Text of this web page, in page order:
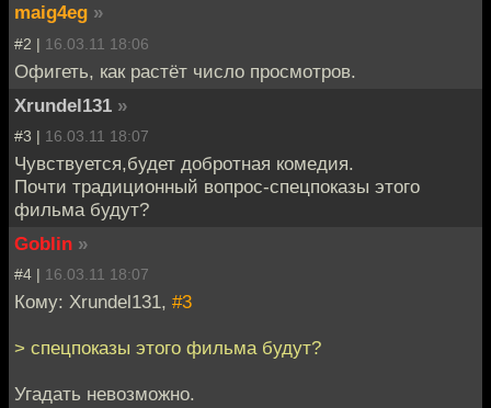
maig4eg »
#2 | 16.03.11 18:06
Офигеть, как растёт число просмотров.
Xrundel131 »
#3 | 16.03.11 18:07
Чувствуется,будет добротная комедия.
Почти традиционный вопрос-спецпоказы этого
фильма будут?
Goblin »
#4 | 16.03.11 18:07
Кому: Xrundel131, #3
> спецпоказы этого фильма будут?
Угадать невозможно.